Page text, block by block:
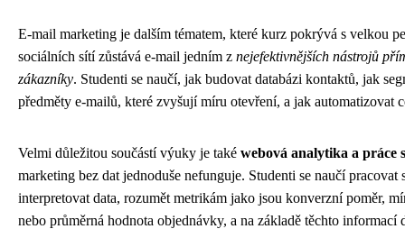
E-mail marketing je dalším tématem, které kurz pokrývá s velkou
sociálních sítí zůstává e-mail jedním z nejefektivnějších nástrojů
zákazníky. Studenti se naučí, jak budovat databázi kontaktů, jak
předměty e-mailů, které zvyšují míru otevření, a jak automatizovat
Velmi důležitou součástí výuky je také webová analytika a práce
marketing bez dat jednoduše nefunguje. Studenti se naučí
interpretovat data, rozumět metrikám jako jsou konverzní poměr,
nebo průměrná hodnota objednávky, a na základě těchto informací